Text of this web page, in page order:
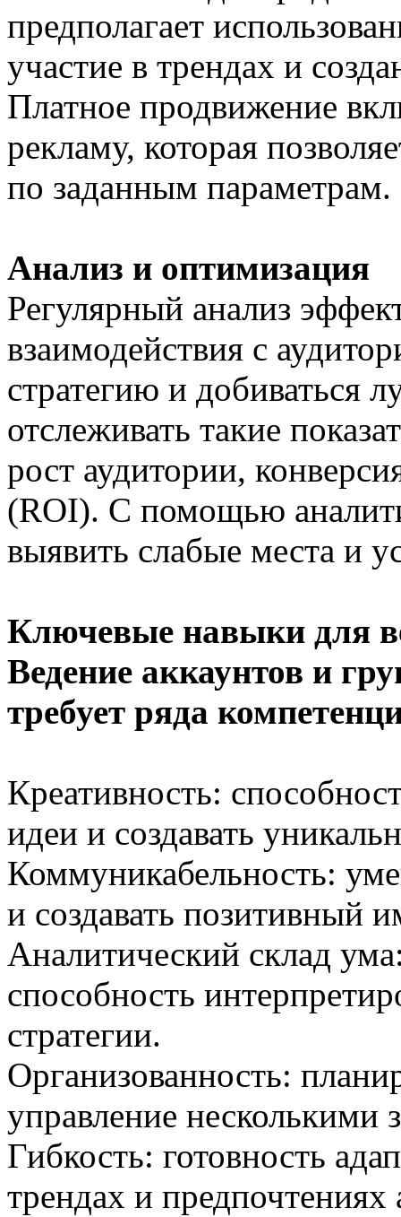
предполагает
участие в трендах и
Платное продвижение
рекламу, которая
по заданным параметрам.
Анализ и оптимизация
Регулярный анализ
взаимодействия с
стратегию и добиваться
отслеживать такие
рост аудитории,
(ROI). С помощью
выявить слабые места и
Ключевые навыки для
Ведение аккаунтов и
требует ряда
Креативность:
идеи и создавать
Коммуникабельность:
и создавать позитивный
Аналитический склад
способность
стратегии.
Организованность:
управление несколькими
Гибкость: готовность
трендах и предпочтениях